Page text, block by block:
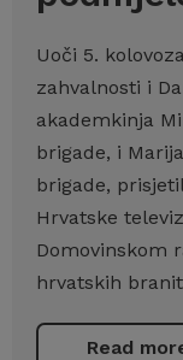
Uoči 5.
zahvalnosti i
akademkinja
brigade, i
brigade,
Hrvatske
Domovinskom
hrvatskih
Read